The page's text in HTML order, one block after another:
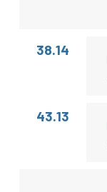
38.14
43.13